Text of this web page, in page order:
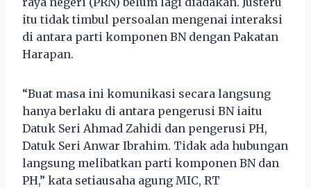
itu tidak timbul persoalan mengenai interaksi
di antara parti komponen BN dengan Pakatan
Harapan.
“Buat masa ini komunikasi secara langsung
hanya berlaku di antara pengerusi BN iaitu
Datuk Seri Ahmad Zahidi dan pengerusi PH,
Datuk Seri Anwar Ibrahim. Tidak ada hubungan
langsung melibatkan parti komponen BN dan
PH,” kata setiausaha agung MIC, RT